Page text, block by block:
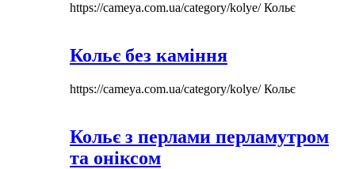
https://cameya.com.ua/category/kolye/Кольє
Кольє без каміння
https://cameya.com.ua/category/kolye/Кольє
Кольє з перлами перламутром
та оніксом